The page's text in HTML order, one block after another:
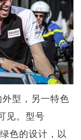
型，另一特色
见。型号
色的设计，以